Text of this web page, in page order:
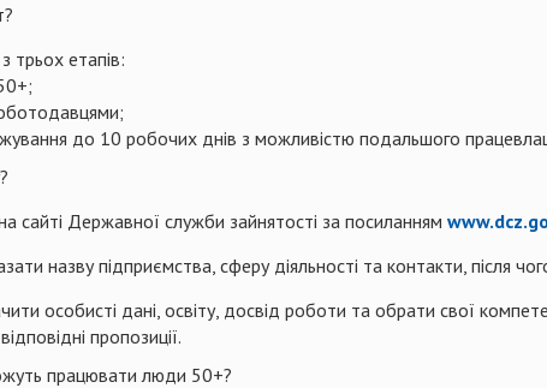
трьох етапів:
до 10 робочих днів з можливістю подальшого
сайті Державної служби зайнятості за посиланням
назву підприємства, сферу діяльності та контакти, після
особисті дані, освіту, досвід роботи та обрати свої
пропозиції.
працювати люди 50+?